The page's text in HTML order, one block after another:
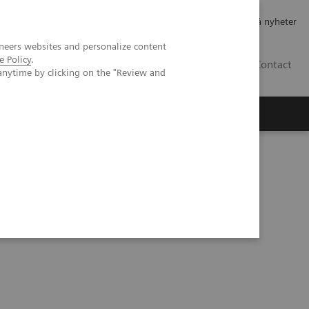
websites and personalize content
Policy.
by clicking on the "Review and
Abonner på nyheter
Contact